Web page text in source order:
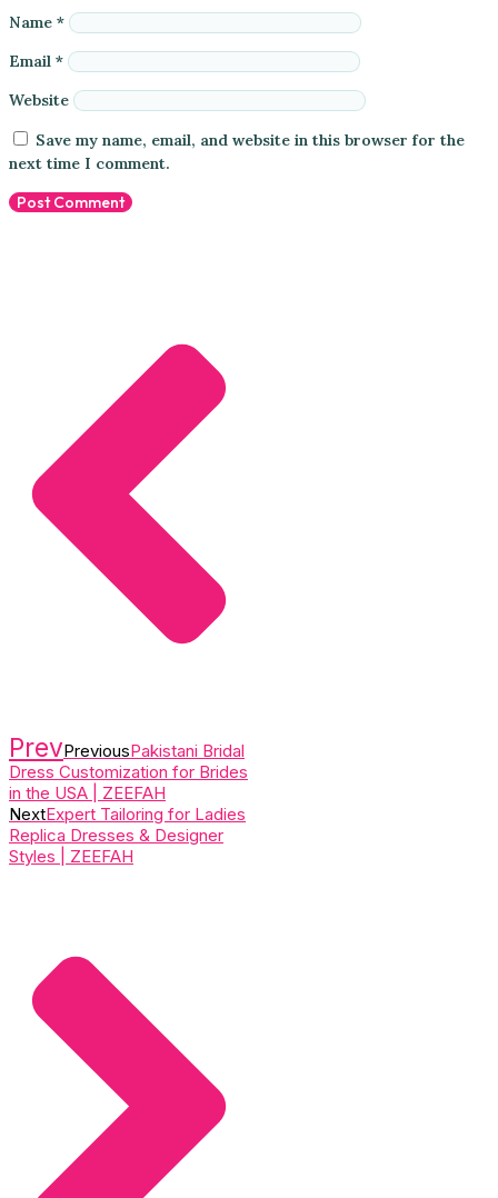
Name *
Email *
Website
Save my name, email, and website in this browser for the
next time I comment.
PrevPreviousPakistani Bridal
Dress Customization for Brides
in the USA | ZEEFAH
NextExpert Tailoring for Ladies
Replica Dresses & Designer
Styles | ZEEFAH